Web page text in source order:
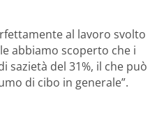
al lavoro svolto
abbiamo scoperto che i
sazietà del 31%, il che può
di cibo in generale”.